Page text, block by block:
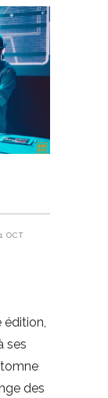
OCT
ses
des